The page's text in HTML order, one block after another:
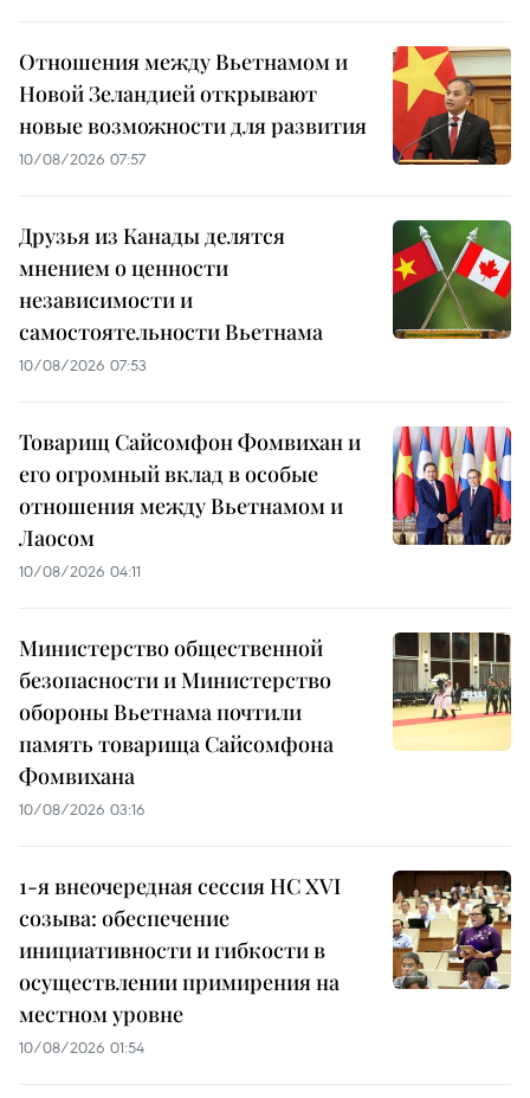
Отношения между Вьетнамом и
Новой Зеландией открывают
новые возможности для развития
10/08/2026 07:57
Друзья из Канады делятся
мнением о ценности
независимости и
самостоятельности Вьетнама
10/08/2026 07:53
Товарищ Сайсомфон Фомвихан и
его огромный вклад в особые
отношения между Вьетнамом и
Лаосом
10/08/2026 04:11
Министерство общественной
безопасности и Министерство
обороны Вьетнама почтили
память товарища Сайсомфона
Фомвихана
10/08/2026 03:16
1-я внеочередная сессия НС XVI
созыва: обеспечение
инициативности и гибкости в
осуществлении примирения на
местном уровне
10/08/2026 01:54